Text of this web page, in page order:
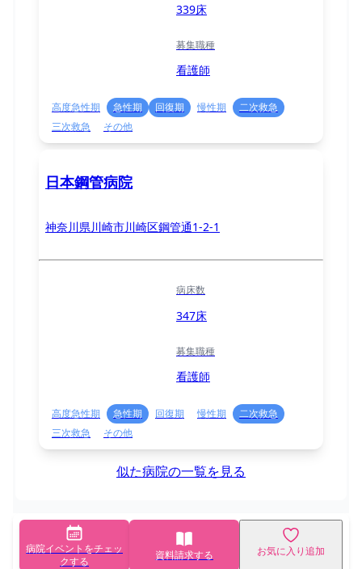
339床
募集職種
看護師
高度急性期 急性期 回復期 慢性期
二次救急
三次救急
その他
日本鋼管病院
神奈川県川崎市川崎区鋼管通1-2-1
病床数
347床
募集職種
看護師
高度急性期 急性期 回復期 慢性期
二次救急
三次救急
その他
似た病院の一覧を見る
病院イベントをチェッ
クする
資料請求する お気に入り追加